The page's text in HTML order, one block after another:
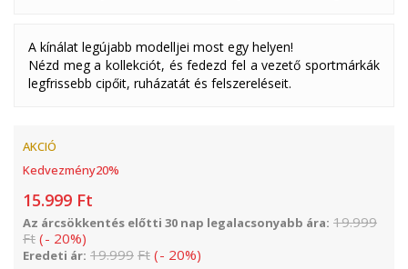
A kínálat legújabb modelljei most egy helyen!
Nézd meg a kollekciót, és fedezd fel a vezető sportmárkák
legfrissebb cipőit, ruházatát és felszereléseit.
AKCIÓ
Kedvezmény20%
15.999 Ft
Az árcsökkentés előtti 30 nap legalacsonyabb ára: 19.999
Ft (- 20%)
Eredeti ár: 19.999 Ft (- 20%)